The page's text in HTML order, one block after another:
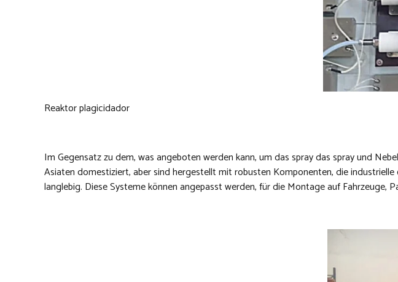
Reaktor plagicidador
Im Gegensatz zu dem, was angeboten werden kann, um das spray das spray und
Asiaten domestiziert, aber sind hergestellt mit robusten Komponenten, die
langlebig. Diese Systeme können angepasst werden, für die Montage auf Fahrzeuge,